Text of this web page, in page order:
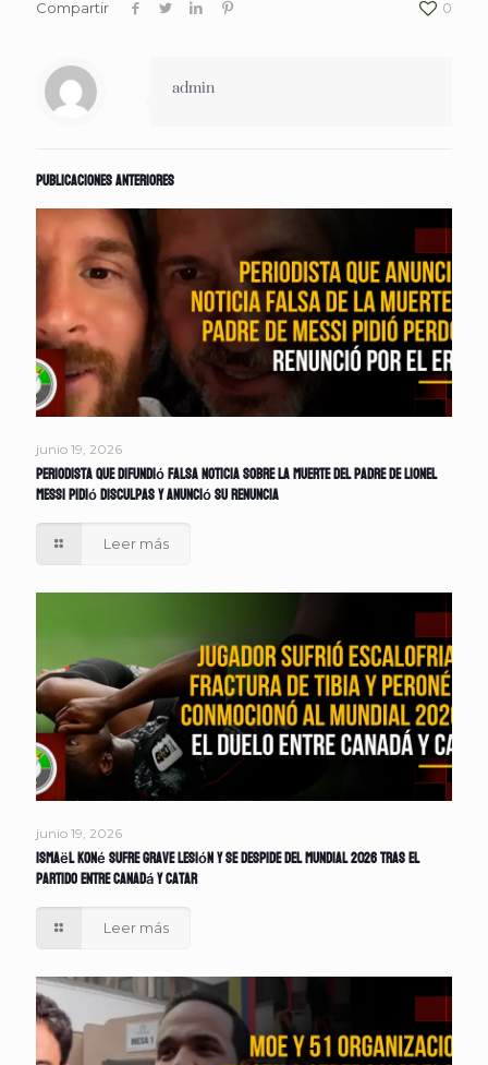
Compartir 0
admin
Publicaciones anteriores
junio 19, 2026
Periodista que difundió falsa noticia sobre la muerte del padre de Lionel
Messi pidió disculpas y anunció su renuncia
Leer más
junio 19, 2026
Ismaël Koné sufre grave lesión y se despide del Mundial 2026 tras el
partido entre Canadá y Catar
Leer más